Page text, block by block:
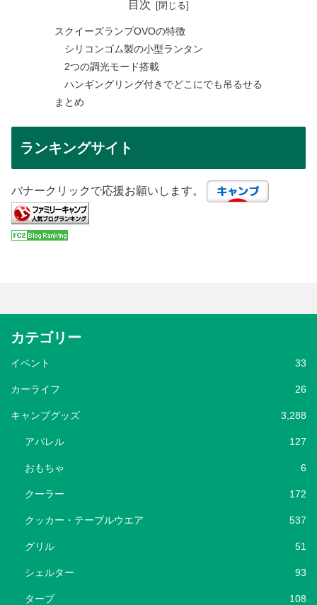
目次
スクイーズランプOVOの特徴
シリコンゴム製の小型ランタン
2つの調光モード搭載
ハンギングリング付きでどこにでも吊るせる
まとめ
ランキングサイト
バナークリックで応援お願いします。
カテゴリー
イベント 33
カーライフ 26
キャンプグッズ 3,288
アパレル 127
おもちゃ 6
クーラー 172
クッカー・テーブルウエア 537
グリル 51
シェルター 93
タープ 108